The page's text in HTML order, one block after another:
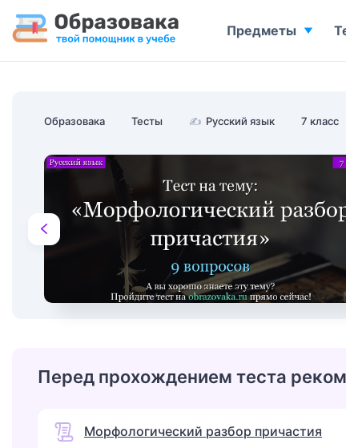
Образовака Тесты ✍ Русский язык 7 класс
Перед прохождением теста
Морфологический разбор причастия
Предметы